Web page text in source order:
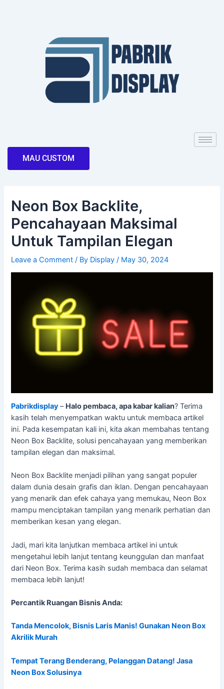
MAU CUSTOM
Neon Box Backlite,
Pencahayaan Maksimal
Untuk Tampilan Elegan
Leave a Comment / By Display/ May 30, 2024
Pabrikdisplay– Halo pembaca, apa kabar kalian? Terima
kasih telah menyempatkan waktu untuk membaca artikel
ini. Pada kesempatan kali ini, kita akan membahas tentang
Neon Box Backlite, solusi pencahayaan yang memberikan
tampilan elegan dan maksimal.
Neon Box Backlite menjadi pilihan yang sangat populer
dalam dunia desain grafis dan iklan. Dengan pencahayaan
yang menarik dan efek cahaya yang memukau, Neon Box
mampu menciptakan tampilan yang menarik perhatian dan
memberikan kesan yang elegan.
Jadi, mari kita lanjutkan membaca artikel ini untuk
mengetahui lebih lanjut tentang keunggulan dan manfaat
dari Neon Box. Terima kasih sudah membaca dan selamat
membaca lebih lanjut!
Percantik Ruangan Bisnis Anda:
Tanda Mencolok, Bisnis Laris Manis! Gunakan Neon Box
Akrilik Murah
Tempat Terang Benderang, Pelanggan Datang! Jasa
Neon Box Solusinya